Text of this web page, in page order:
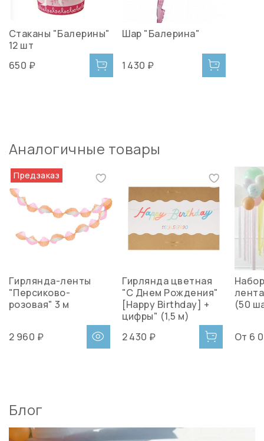
Стаканы "Балерины"
12 шт
650 ₽
Шар "Балерина"
1 430 ₽
Аналогичные товары
Предзаказ
Гирлянда-ленты
"Персиково-
розовая" 3 м
2 960 ₽
Гирлянда цветная
"С Днем Рождения"
[Happy Birthday] +
цифры" (1,5 м)
2 430 ₽
(50
От 6
Блог